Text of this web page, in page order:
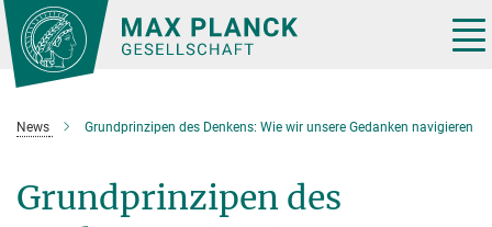
Hauptinhalt
News Grundprinzipen des Denkens: Wie wir unsere Gedanken navigieren
Grundprinzipen des